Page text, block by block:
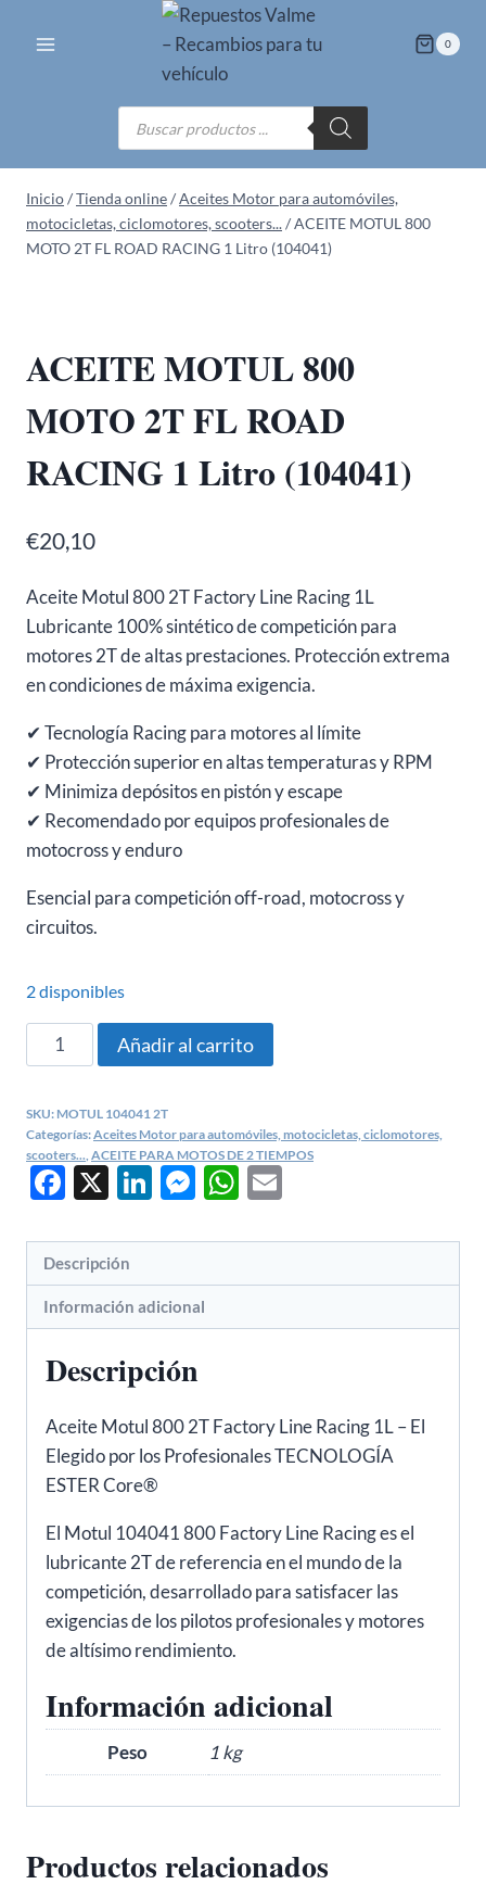
0
Búsqueda
de
productos
Inicio/Tienda online/Aceites Motor para automóviles,
motocicletas, ciclomotores, scooters.../ACEITE MOTUL 800
MOTO 2T FL ROAD RACING 1 Litro (104041)
ACEITE MOTUL 800
MOTO 2T FL ROAD
RACING 1 Litro (104041)
€20,10
Aceite Motul 800 2T Factory Line Racing 1L
Lubricante 100% sintético de competición para
motores 2T de altas prestaciones. Protección extrema
en condiciones de máxima exigencia.
✔ Tecnología Racing para motores al límite
✔ Protección superior en altas temperaturas y RPM
✔ Minimiza depósitos en pistón y escape
✔ Recomendado por equipos profesionales de
motocross y enduro
Esencial para competición off-road, motocross y
circuitos.
2 disponibles
ACEITE
MOTUL
MOTO
2T
FL
RACING
Litro
(104041)
cantidad
Añadir al carrito
SKU: MOTUL 104041 2T
Categorías:Aceites Motor para automóviles, motocicletas, ciclomotores,
scooters... ACEITE PARA MOTOS DE 2 TIEMPOS
Facebook
X LinkedIn
Messenger
WhatsApp
Descripción
Información adicional
Descripción
Aceite Motul 800 2T Factory Line Racing 1L – El
Elegido por los Profesionales TECNOLOGÍA
ESTER Core®
El Motul 104041 800 Factory Line Racing es el
lubricante 2T de referencia en el mundo de la
competición, desarrollado para satisfacer las
exigencias de los pilotos profesionales y motores
de altísimo rendimiento.
Información adicional
Peso 1 kg
Productos relacionados